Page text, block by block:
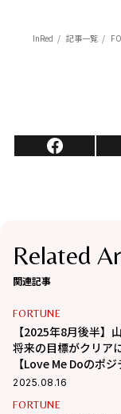
InRed 記事一覧
Related
関連記事
FORTUNE
【2025年8月後半】
将来の目標がクリア
【Love Me Doのポ
座占い】
2025.08.16
FORTUNE